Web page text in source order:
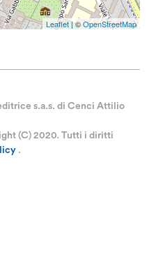
Leaflet| ©OpenStreetMap
s.a.s. di Cenci Attilio
(C) 2020. Tutti i diritti
.